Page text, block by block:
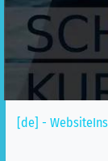
[de] -